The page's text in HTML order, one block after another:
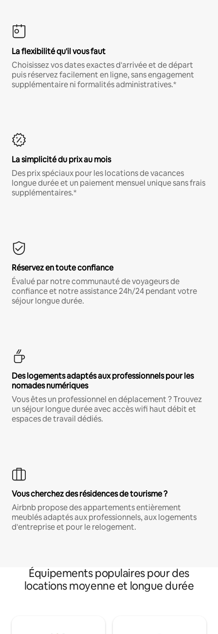
La flexibilité qu'il vous faut
Choisissez vos dates exactes d'arrivée et de départ
puis réservez facilement en ligne, sans engagement
supplémentaire ni formalités administratives.*
La simplicité du prix au mois
Des prix spéciaux pour les locations de vacances
longue durée et un paiement mensuel unique sans frais
supplémentaires.*
Réservez en toute confiance
Évalué par notre communauté de voyageurs de
confiance et notre assistance 24h/24 pendant votre
séjour longue durée.
Des logements adaptés aux professionnels pour les
nomades numériques
Vous êtes un professionnel en déplacement ? Trouvez
un séjour longue durée avec accès wifi haut débit et
espaces de travail dédiés.
Vous cherchez des résidences de tourisme ?
Airbnb propose des appartements entièrement
meublés adaptés aux professionnels, aux logements
d'entreprise et pour le relogement.
Équipements populaires pour des
locations moyenne et longue durée